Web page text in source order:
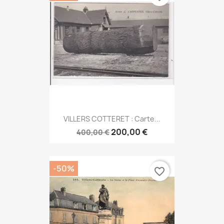
VILLERS COTTERET : Carte...
400,00 €200,00 €
-50% favorite_border